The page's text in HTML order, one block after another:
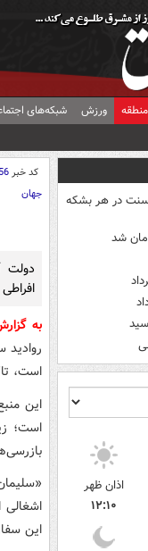
ورزش شبکه‌های
نفت به ۸۳ دلار و ۵۵ سنت در هر بشکه
اذان ظهر
۱۲:۱۰
کد خبر
جهان
دولت
به
است،
این
است؛
این